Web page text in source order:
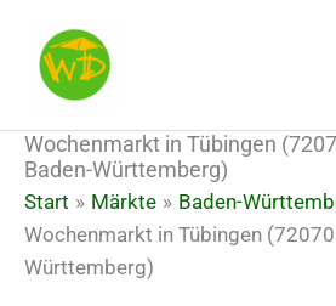
Inhalt
springen
Wochenmarkt in Tübingen
Baden-Württemberg)
Start Märkte
Baden-
Wochenmarkt in Tübingen
Württemberg)